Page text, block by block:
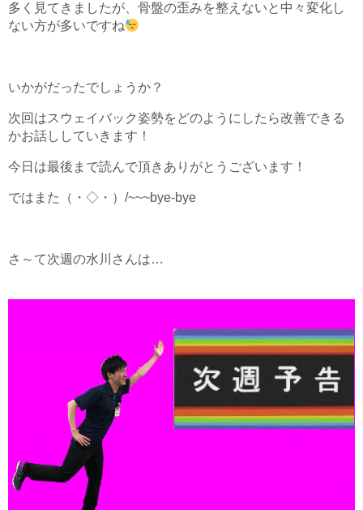
多く見てきましたが、骨盤の歪みを整えないと中々変化し
ない方が多いですね
いかがだったでしょうか？
次回はスウェイバック姿勢をどのようにしたら改善できる
かお話ししていきます！
今日は最後まで読んで頂きありがとうございます！
ではまた（・◇・）/~~~bye-bye
さ～て次週の水川さんは…